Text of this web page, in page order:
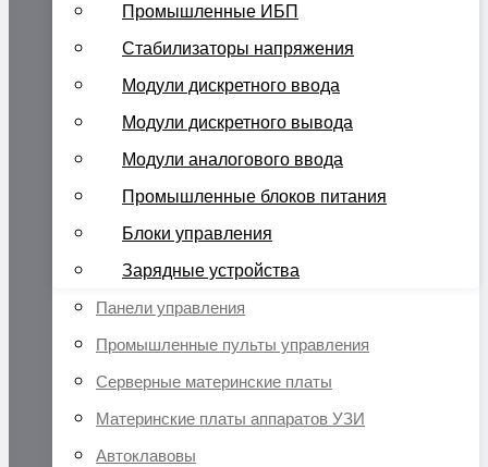
Промышленные ИБП
Стабилизаторы напряжения
Модули дискретного ввода
Модули дискретного вывода
Модули аналогового ввода
Промышленные блоков питания
Блоки управления
Зарядные устройства
Панели управления
Промышленные пульты управления
Серверные материнские платы
Материнские платы аппаратов УЗИ
Автоклавовы